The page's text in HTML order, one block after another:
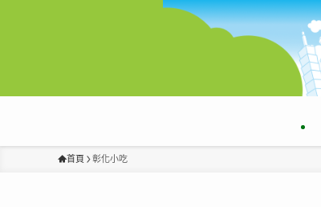
首頁 彰化小吃